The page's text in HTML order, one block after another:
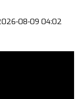
2026-08-09 04:02